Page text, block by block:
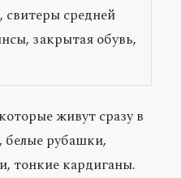
свитеры средней
закрытая обувь,
живут сразу в
белые рубашки,
тонкие кардиганы.